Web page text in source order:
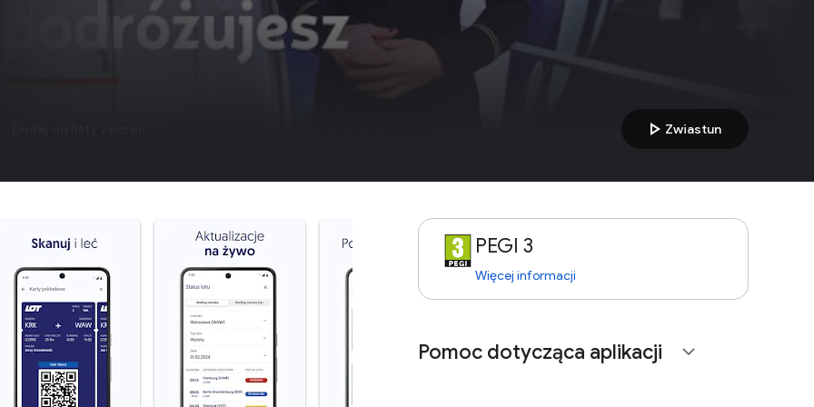
play_arrow Zwiastun
PEGI 3
Więcej informacji
Pomoc dotycząca aplikacji expand_more